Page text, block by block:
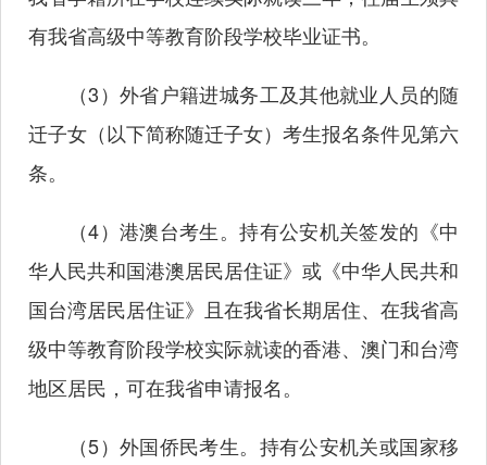
有我省高级中等教育阶段学校毕业证书。
（3）外省户籍进城务工及其他就业人员的随
迁子女（以下简称随迁子女）考生报名条件见第六
条。
（4）港澳台考生。持有公安机关签发的《中
华人民共和国港澳居民居住证》或《中华人民共和
国台湾居民居住证》且在我省长期居住、在我省高
级中等教育阶段学校实际就读的香港、澳门和台湾
地区居民，可在我省申请报名。
（5）外国侨民考生。持有公安机关或国家移